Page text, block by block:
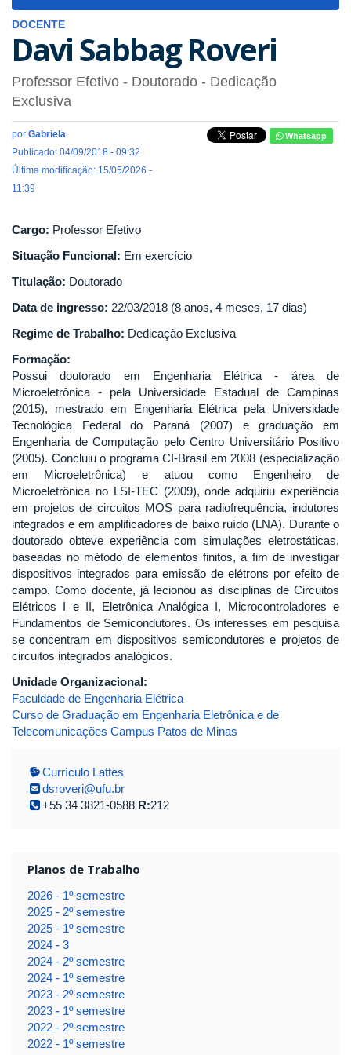
DOCENTE
Davi Sabbag Roveri
Professor Efetivo - Doutorado - Dedicação
Exclusiva
por Gabriela
Publicado: 04/09/2018 - 09:32
Última modificação: 15/05/2026 -
11:39
Whatsapp
Cargo: Professor Efetivo
Situação Funcional: Em exercício
Titulação: Doutorado
Data de ingresso: 22/03/2018 (8 anos, 4 meses, 17 dias)
Regime de Trabalho: Dedicação Exclusiva
Formação:
Possui doutorado em Engenharia Elétrica - área de
Microeletrônica - pela Universidade Estadual de Campinas
(2015), mestrado em Engenharia Elétrica pela Universidade
Tecnológica Federal do Paraná (2007) e graduação em
Engenharia de Computação pelo Centro Universitário Positivo
(2005). Concluiu o programa CI-Brasil em 2008 (especialização
em Microeletrônica) e atuou como Engenheiro de
Microeletrônica no LSI-TEC (2009), onde adquiriu experiência
em projetos de circuitos MOS para radiofrequência, indutores
integrados e em amplificadores de baixo ruído (LNA). Durante o
doutorado obteve experiência com simulações eletrostáticas,
baseadas no método de elementos finitos, a fim de investigar
dispositivos integrados para emissão de elétrons por efeito de
campo. Como docente, já lecionou as disciplinas de Circuitos
Elétricos I e II, Eletrônica Analógica I, Microcontroladores e
Fundamentos de Semicondutores. Os interesses em pesquisa
se concentram em dispositivos semicondutores e projetos de
circuitos integrados analógicos.
Unidade Organizacional:
Faculdade de Engenharia Elétrica
Curso de Graduação em Engenharia Eletrônica e de
Telecomunicações Campus Patos de Minas
Currículo Lattes
dsroveri@ufu.br
+55 34 3821-0588 R:212
Planos de Trabalho
2026 - 1º semestre
2025 - 2º semestre
2025 - 1º semestre
2024 - 3
2024 - 2º semestre
2024 - 1º semestre
2023 - 2º semestre
2023 - 1º semestre
2022 - 2º semestre
2022 - 1º semestre